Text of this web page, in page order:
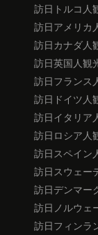
訪日トルコ人
訪日アメリカ
訪日カナダ人
訪日英国人観
訪日フランス
訪日ドイツ人
訪日イタリア
訪日ロシア人
訪日スペイン
訪日スウェー
訪日デンマー
訪日ノルウェ
訪日フィンラ